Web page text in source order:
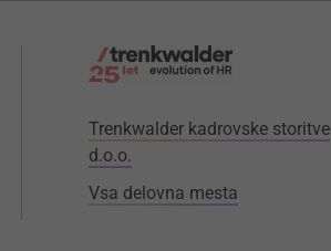
Trenkwalder kadrovske storitve
d.o.o.
Vsa delovna mesta